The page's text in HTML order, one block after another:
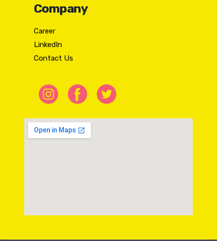
Company
Career
LinkedIn
Contact Us